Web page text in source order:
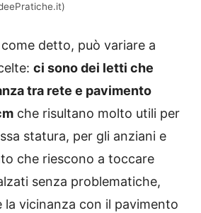
detto, può variare a
ci sono dei letti che
tra rete e pavimento
che risultano molto utili per
statura, per gli anziani e
che riescono a toccare
senza problematiche,
la vicinanza con il pavimento